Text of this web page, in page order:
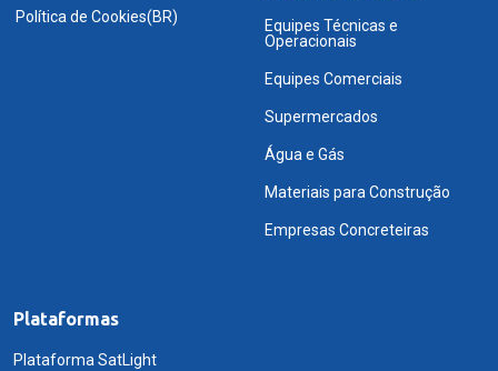
Política de Cookies(BR)
Equipes Técnicas e
Operacionais
Equipes Comerciais
Supermercados
Água e Gás
Materiais para Construção
Empresas Concreteiras
Plataformas
Plataforma SatLight